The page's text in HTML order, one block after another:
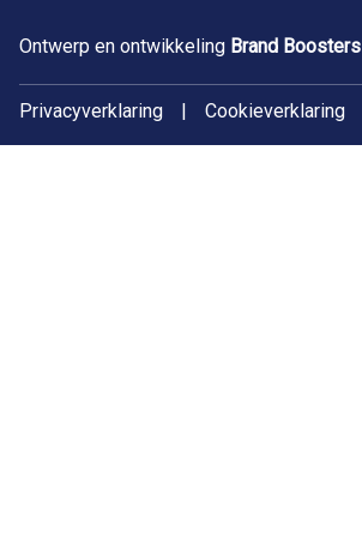
Ontwerp en ontwikkeling Brand Boosters
Privacyverklaring | Cookieverklaring